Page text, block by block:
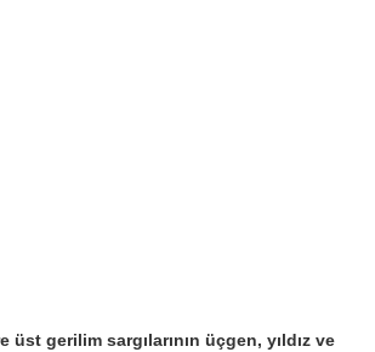
üst gerilim sargılarının üçgen, yıldız ve